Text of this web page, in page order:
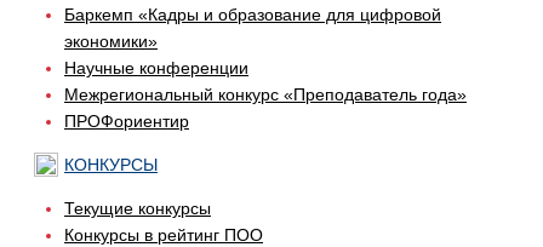
Баркемп «Кадры и образование для цифровой
экономики»
Научные конференции
Межрегиональный конкурс «Преподаватель года»
ПРОФориентир
КОНКУРСЫ
Текущие конкурсы
Конкурсы в рейтинг ПОО